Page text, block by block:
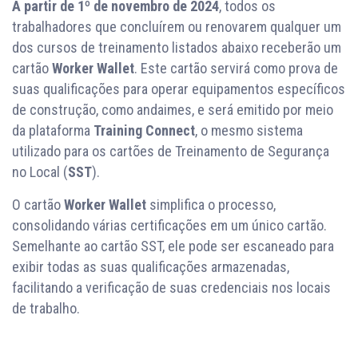
A partir de 1º de novembro de 2024, todos os
trabalhadores que concluírem ou renovarem qualquer um
dos cursos de treinamento listados abaixo receberão um
cartãoWorker Wallet. Este cartão servirá como prova de
suas qualificações para operar equipamentos específicos
de construção, como andaimes, e será emitido por meio
da plataforma Training Connect, o mesmo sistema
utilizado para os cartões de Treinamento de Segurança
no Local (SST).
O cartãoWorker Wallet simplifica o processo,
consolidando várias certificações em um único cartão.
Semelhante ao cartão SST, ele pode ser escaneado para
exibir todas as suas qualificações armazenadas,
facilitando a verificação de suas credenciais nos locais
de trabalho.